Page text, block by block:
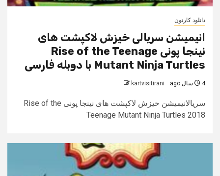
دانلود کارتون
انیمیشن سریالی خیزش لاکپشت های
نینجا پونی Rise of the Teenage
Mutant Ninja Turtles با دوبله فارسی
4 سال ago kartvisitirani
سریالانیمیشن خیزش لاکپشت های نینجا پونی Rise of the
Teenage Mutant Ninja Turtles 2018